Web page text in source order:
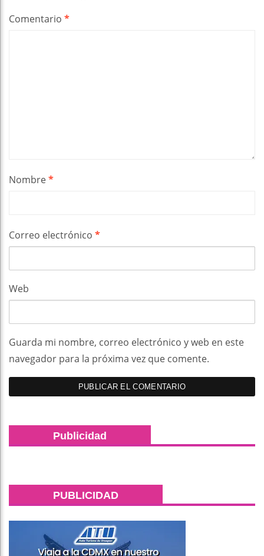
Comentario *
Nombre*
Correo electrónico *
Web
Guarda mi nombre, correo electrónico y web en este
navegador para la próxima vez que comente.
Publicidad
PUBLICIDAD